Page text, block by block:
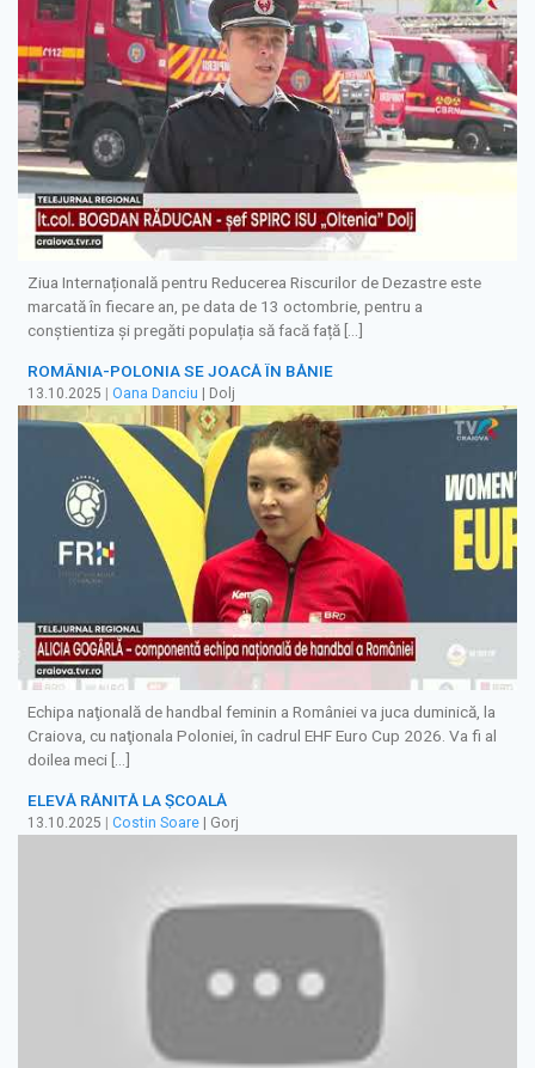
Ziua Internațională pentru Reducerea Riscurilor de Dezastre este
marcată în fiecare an, pe data de 13 octombrie, pentru a
conștientiza și pregăti populația să facă față […]
ROMÂNIA-POLONIA SE JOACĂ ÎN BĂNIE
13.10.2025 Oana Danciu | Dolj
Echipa naţională de handbal feminin a României va juca duminică, la
Craiova, cu naţionala Poloniei, în cadrul EHF Euro Cup 2026. Va fi al
doilea meci […]
ELEVĂ RĂNITĂ LA ȘCOALĂ
13.10.2025 Costin Soare | Gorj